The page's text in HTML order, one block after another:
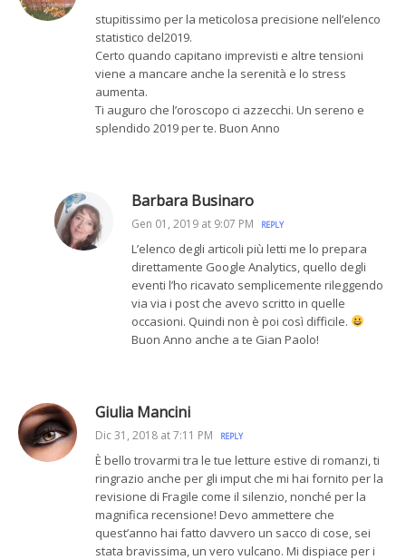
stupitissimo per la meticolosa precisione nell’elenco
statistico del2019.
Certo quando capitano imprevisti e altre tensioni
viene a mancare anche la serenità e lo stress
aumenta.
Ti auguro che l’oroscopo ci azzecchi. Un sereno e
splendido 2019 per te. Buon Anno
Barbara Businaro
Gen 01, 2019 at 9:07 PM REPLY
L’elenco degli articoli più letti me lo prepara
direttamente Google Analytics, quello degli
eventi l’ho ricavato semplicemente rileggendo
via via i post che avevo scritto in quelle
occasioni. Quindi non è poi così difficile.
Buon Anno anche a te Gian Paolo!
Giulia Mancini
Dic 31, 2018 at 7:11 PM REPLY
È bello trovarmi tra le tue letture estive di romanzi, ti
ringrazio anche per gli imput che mi hai fornito per la
revisione di Fragile come il silenzio, nonché per la
magnifica recensione! Devo ammettere che
quest’anno hai fatto davvero un sacco di cose, sei
stata bravissima, un vero vulcano. Mi dispiace per i